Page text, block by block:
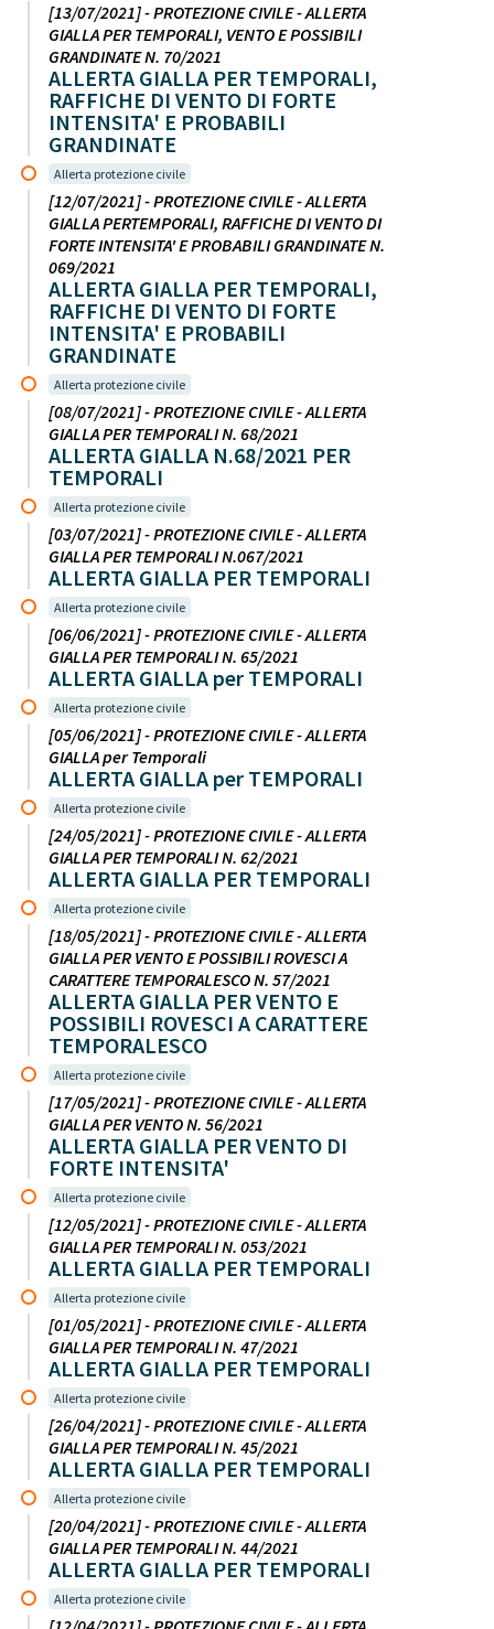
[13/07/2021] - PROTEZIONE CIVILE - ALLERTA
GIALLA PER TEMPORALI, VENTO E POSSIBILI
GRANDINATE N. 70/2021
ALLERTA GIALLA PER TEMPORALI,
RAFFICHE DI VENTO DI FORTE
INTENSITA' E PROBABILI
GRANDINATE
Allerta protezione civile
[12/07/2021] - PROTEZIONE CIVILE - ALLERTA
GIALLA PERTEMPORALI, RAFFICHE DI VENTO DI
FORTE INTENSITA' E PROBABILI GRANDINATE N.
069/2021
ALLERTA GIALLA PER TEMPORALI,
RAFFICHE DI VENTO DI FORTE
INTENSITA' E PROBABILI
GRANDINATE
Allerta protezione civile
[08/07/2021] - PROTEZIONE CIVILE - ALLERTA
GIALLA PER TEMPORALI N. 68/2021
ALLERTA GIALLA N.68/2021 PER
TEMPORALI
Allerta protezione civile
[03/07/2021] - PROTEZIONE CIVILE - ALLERTA
GIALLA PER TEMPORALI N.067/2021
ALLERTA GIALLA PER TEMPORALI
Allerta protezione civile
[06/06/2021] - PROTEZIONE CIVILE - ALLERTA
GIALLA PER TEMPORALI N. 65/2021
ALLERTA GIALLA per TEMPORALI
Allerta protezione civile
[05/06/2021] - PROTEZIONE CIVILE - ALLERTA
GIALLA per Temporali
ALLERTA GIALLA per TEMPORALI
Allerta protezione civile
[24/05/2021] - PROTEZIONE CIVILE - ALLERTA
GIALLA PER TEMPORALI N. 62/2021
ALLERTA GIALLA PER TEMPORALI
Allerta protezione civile
[18/05/2021] - PROTEZIONE CIVILE - ALLERTA
GIALLA PER VENTO E POSSIBILI ROVESCI A
CARATTERE TEMPORALESCO N. 57/2021
ALLERTA GIALLA PER VENTO E
POSSIBILI ROVESCI A CARATTERE
TEMPORALESCO
Allerta protezione civile
[17/05/2021] - PROTEZIONE CIVILE - ALLERTA
GIALLA PER VENTO N. 56/2021
ALLERTA GIALLA PER VENTO DI
FORTE INTENSITA'
Allerta protezione civile
[12/05/2021] - PROTEZIONE CIVILE - ALLERTA
GIALLA PER TEMPORALI N. 053/2021
ALLERTA GIALLA PER TEMPORALI
Allerta protezione civile
[01/05/2021] - PROTEZIONE CIVILE - ALLERTA
GIALLA PER TEMPORALI N. 47/2021
ALLERTA GIALLA PER TEMPORALI
Allerta protezione civile
[26/04/2021] - PROTEZIONE CIVILE - ALLERTA
GIALLA PER TEMPORALI N. 45/2021
ALLERTA GIALLA PER TEMPORALI
Allerta protezione civile
[20/04/2021] - PROTEZIONE CIVILE - ALLERTA
GIALLA PER TEMPORALI N. 44/2021
ALLERTA GIALLA PER TEMPORALI
Allerta protezione civile